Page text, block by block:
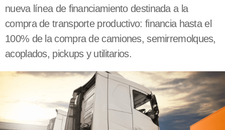
nueva línea de financiamiento destinada a la
compra de transporte productivo: financia hasta el
100% de la compra de camiones, semirremolques,
acoplados, pickups y utilitarios.